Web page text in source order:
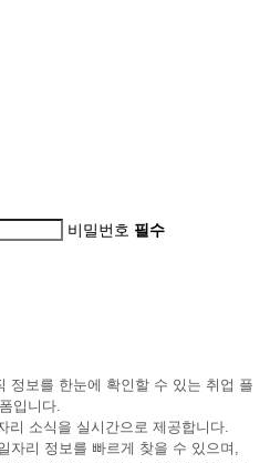
비밀번호 필수
정보를 한눈에 확인할 수 있는 취업 플
입니다.
리 소식을 실시간으로 제공합니다.
자리 정보를 빠르게 찾을 수 있으며,